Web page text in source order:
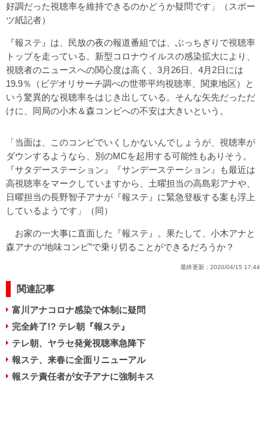
好調だった視聴率を維持できるのかどうか疑問です」（スポー
ツ紙記者）
『報ステ』は、民放の夜の報道番組では、ぶっちぎりで視聴率
トップを走っている。新型コロナウイルスの感染拡大により、
視聴者のニュースへの関心度は高く、3月26日、4月2日には
19.9％（ビデオリサーチ調べの世帯平均視聴率、関東地区）と
いう驚異的な視聴率をはじき出している。そんな矢先だっただ
けに、同局の小木＆森コンビへの不安は大きいという。
「当面は、このコンビでいくしかないんでしょうが、視聴率が
ダウンするようなら、別のMCを起用する可能性もありそう。
『サタデーステーション』『サンデーステーション』も最近は
高視聴率をマークしていますから、土曜担当の高島彩アナや、
日曜担当の長野智子アナが『報ステ』に緊急登板する案も浮上
しているようです」（同）
お家の一大事に直面した『報ステ』。果たして、小木アナと
森アナの“地味コンビ”で乗り切ることができるだろうか？
最終更新： 2020/04/15 17:44
関連記事
富川アナコロナ感染で体制に疑問
完全終了!? テレ朝『報ステ』
テレ朝、ヤラセ発覚視聴率急降下
報ステ、来春に全面リニューアル
報ステ責任者が女子アナに強制キス